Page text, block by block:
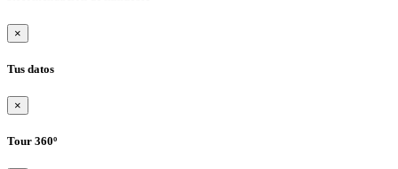
×
Tus datos
×
Tour 360º